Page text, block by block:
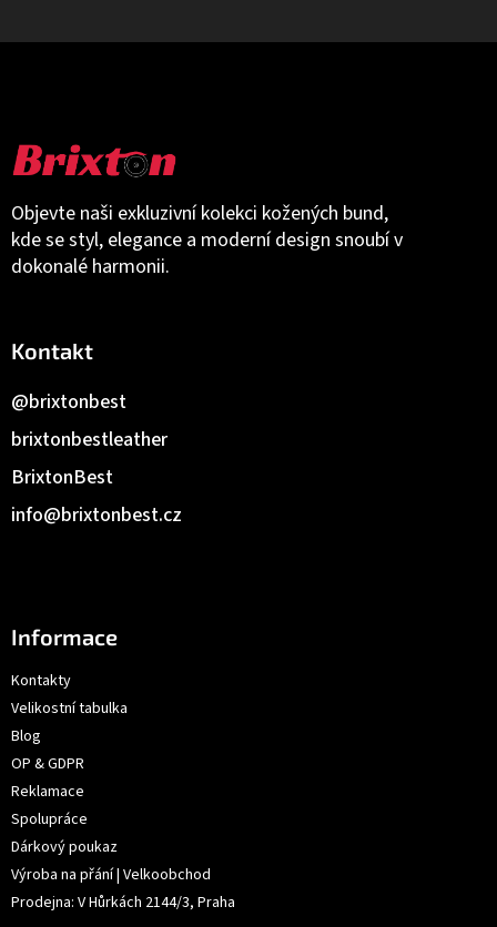
Objevte naši exkluzivní kolekci kožených bund,
kde se styl, elegance a moderní design snoubí v
dokonalé harmonii.
Kontakt
info@brixtonbest.cz
BrixtonBest
brixtonbestleather
@brixtonbest
Informace
Kontakty
Velikostní tabulka
Blog
OP & GDPR
Reklamace
Spolupráce
Dárkový poukaz
Výroba na přání | Velkoobchod
Prodejna: V Hůrkách 2144/3, Praha